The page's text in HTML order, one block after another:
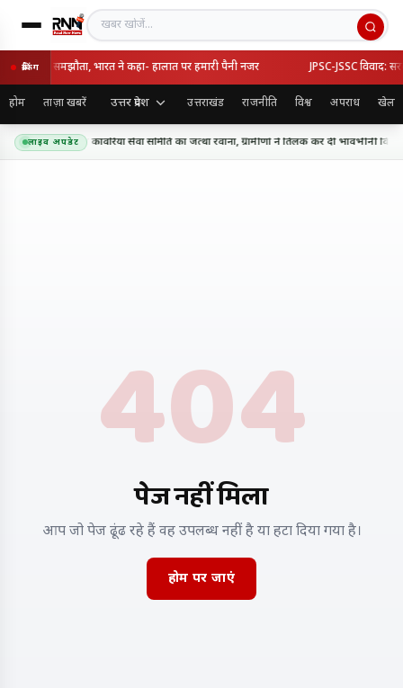
खबर खोजें
ब्रेकिंग
का रक्षा समझौता, भारत ने कहा- हालात पर हमारी पैनी नजर JPSC-JSSC विवाद:
होम ताज़ा खबरें उत्तर प्रदेश उत्तराखंड राजनीति विश्व अपराध खेल
लाइव अपडेट
के लिए शिव शक्ति कांवरिया सेवा समिति का जत्था रवाना, ग्रामीणों ने तिलक कर दी भावभीनी विदाई
404
पेज नहीं मिला
आप जो पेज ढूंढ रहे हैं वह उपलब्ध नहीं है या हटा दिया गया है।
होम पर जाएं